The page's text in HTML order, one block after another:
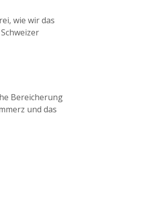
wie wir das
Bereicherung
und das